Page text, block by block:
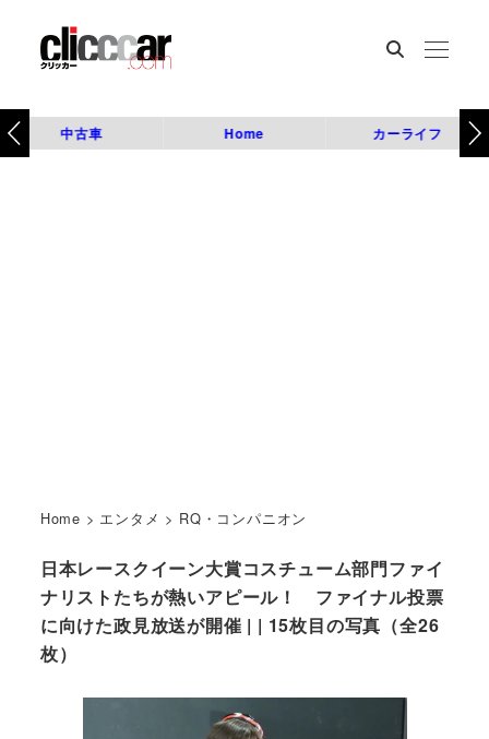
中古車 Home カーライフ
Home > エンタメ > RQ・コンパニオン
日本レースクイーン大賞コスチューム部門ファイ
ナリストたちが熱いアピール！ ファイナル投票
に向けた政見放送が開催 | | 15枚目の写真（全26
枚）